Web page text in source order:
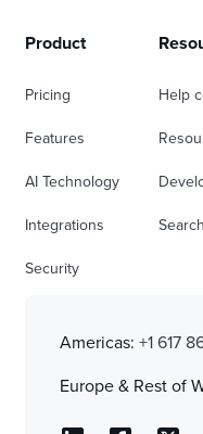
Product
Pricing
Features
AI Technology
Integrations
Security
Help
Americas: +1 617
Europe & Rest of